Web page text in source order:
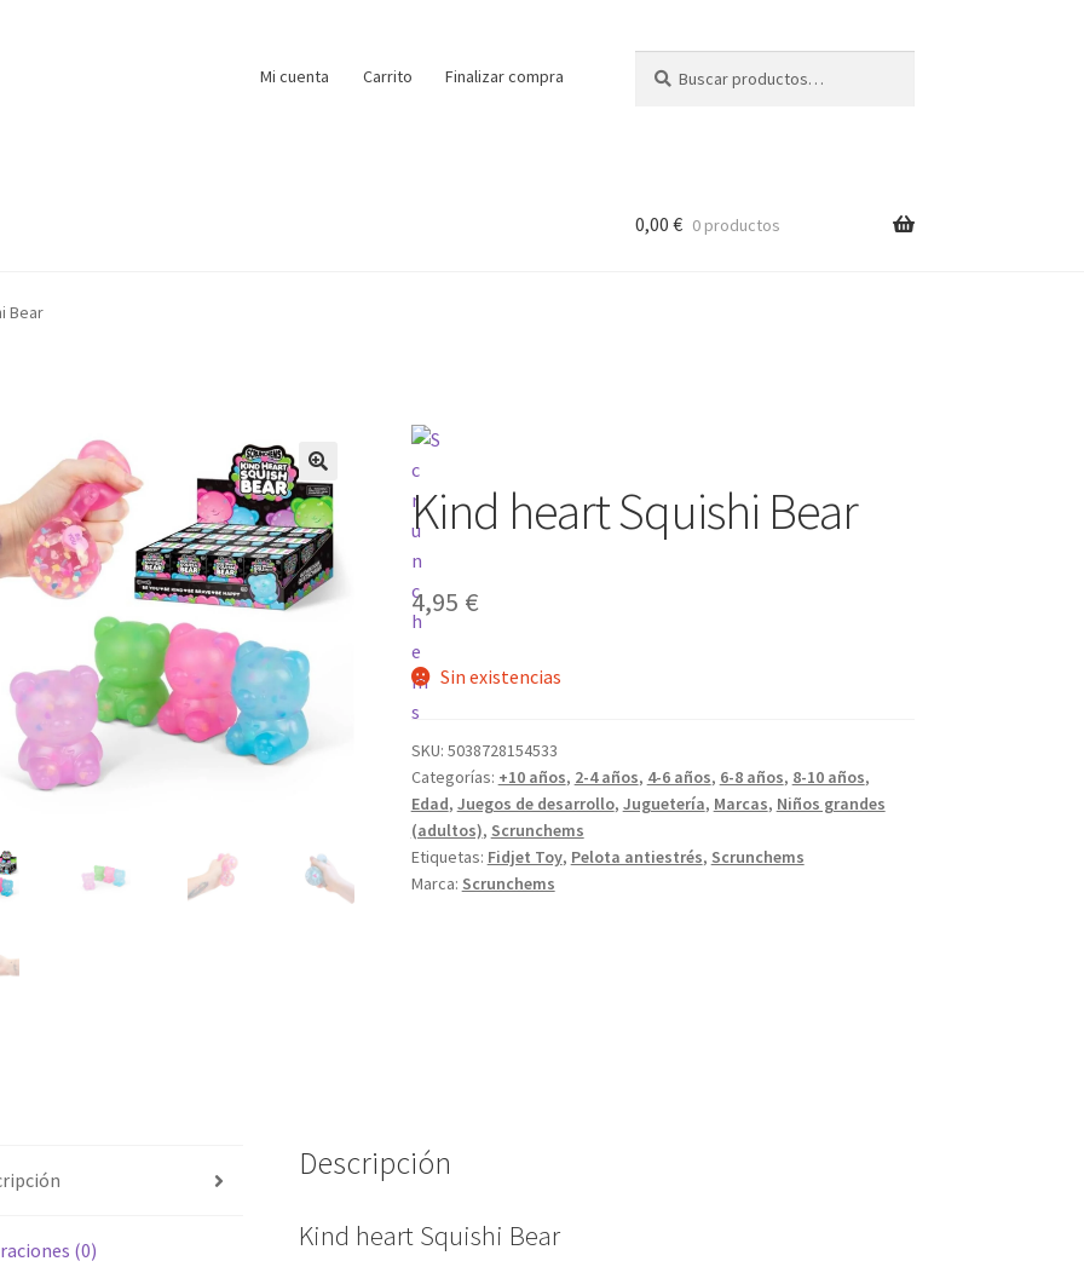
Mi cuenta Carrito Finalizar compra
por:
0,00 € 0 productos
Bear
🔍 Kind heart Squishi Bear
4,95 €
Sin existencias
SKU: 5038728154533
Categorías: +10 años, 2-4 años, 4-6 años, 6-8 años, 8-10 años,
Edad, Juegos de desarrollo, Juguetería, Marcas, Niños grandes
(adultos), Scrunchems
Etiquetas: Fidjet Toy, Pelota antiestrés, Scrunchems
Marca: Scrunchems
(0)
Descripción
Kind heart Squishi Bear